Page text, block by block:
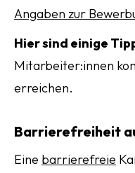
Angaben zur
Hier sind einige
Mitarbeiter:innen
erreichen.
Barrierefreiheit
Eine barrierefreie